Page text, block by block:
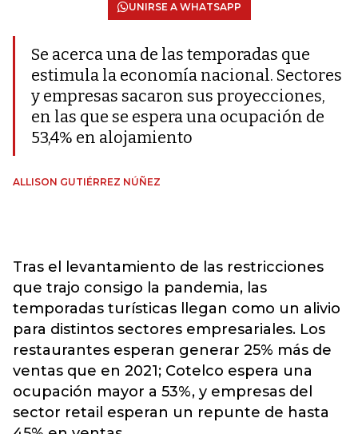
UNIRSE A WHATSAPP
Se acerca una de las temporadas que
estimula la economía nacional. Sectores
y empresas sacaron sus proyecciones,
en las que se espera una ocupación de
53,4% en alojamiento
ALLISON GUTIÉRREZ NÚÑEZ
Tras el levantamiento de las restricciones
que trajo consigo la pandemia, las
temporadas turísticas llegan como un alivio
para distintos sectores empresariales. Los
restaurantes esperan generar 25% más de
ventas que en 2021; Cotelco espera una
ocupación mayor a 53%, y empresas del
sector retail esperan un repunte de hasta